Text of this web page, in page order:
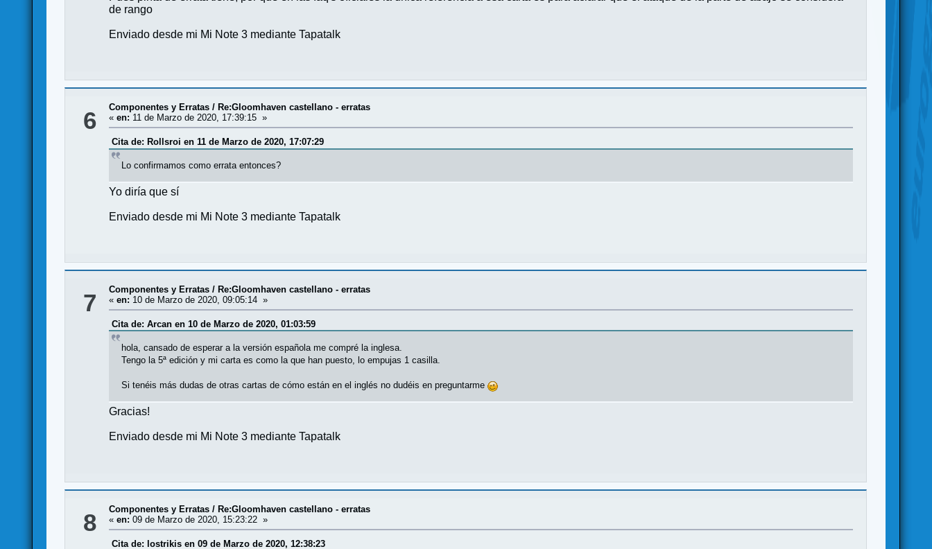
de rango
Enviado desde mi Mi Note 3 mediante Tapatalk
6 Componentes y Erratas / Re:Gloomhaven castellano - erratas
«en: 11 de Marzo de 2020, 17:39:15 »
Cita de: Rollsroi en 11 de Marzo de 2020, 17:07:29
Lo confirmamos como errata entonces?
Yo diría que sí
Enviado desde mi Mi Note 3 mediante Tapatalk
7 Componentes y Erratas / Re:Gloomhaven castellano - erratas
«en: 10 de Marzo de 2020, 09:05:14 »
Cita de: Arcan en 10 de Marzo de 2020, 01:03:59
hola, cansado de esperar a la versión española me compré la inglesa.
Tengo la 5ª edición y mi carta es como la que han puesto, lo empujas 1 casilla.
Si tenéis más dudas de otras cartas de cómo están en el inglés no dudéis en preguntarme
Gracias!
Enviado desde mi Mi Note 3 mediante Tapatalk
8 Componentes y Erratas / Re:Gloomhaven castellano - erratas
«en: 09 de Marzo de 2020, 15:23:22 »
Cita de: lostrikis en 09 de Marzo de 2020, 12:38:23